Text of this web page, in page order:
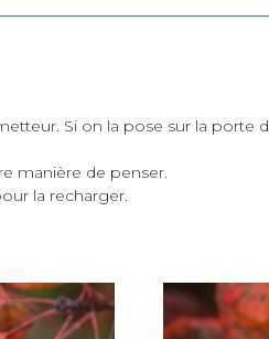
Si on la pose sur la porte
manière de penser.
la recharger.